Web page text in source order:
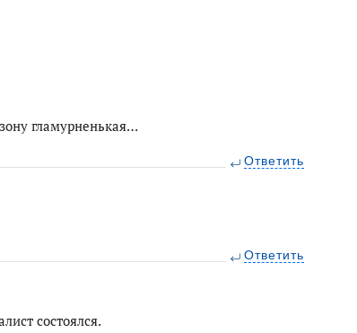
гламурненькая…
Ответить
Ответить
состоялся.